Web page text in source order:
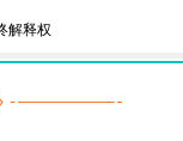
解释权